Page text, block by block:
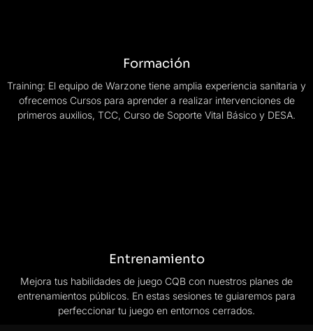
Formación
Training: El equipo de Warzone tiene amplia experiencia sanitaria y
ofrecemos Cursos para aprender a realizar intervenciones de
primeros auxilios, TCC, Curso de Soporte Vital Básico y DESA.
Entrenamiento
Mejora tus habilidades de juego CQB con nuestros planes de
entrenamientos públicos. En estas sesiones te guiaremos para
perfeccionar tu juego en entornos cerrados.